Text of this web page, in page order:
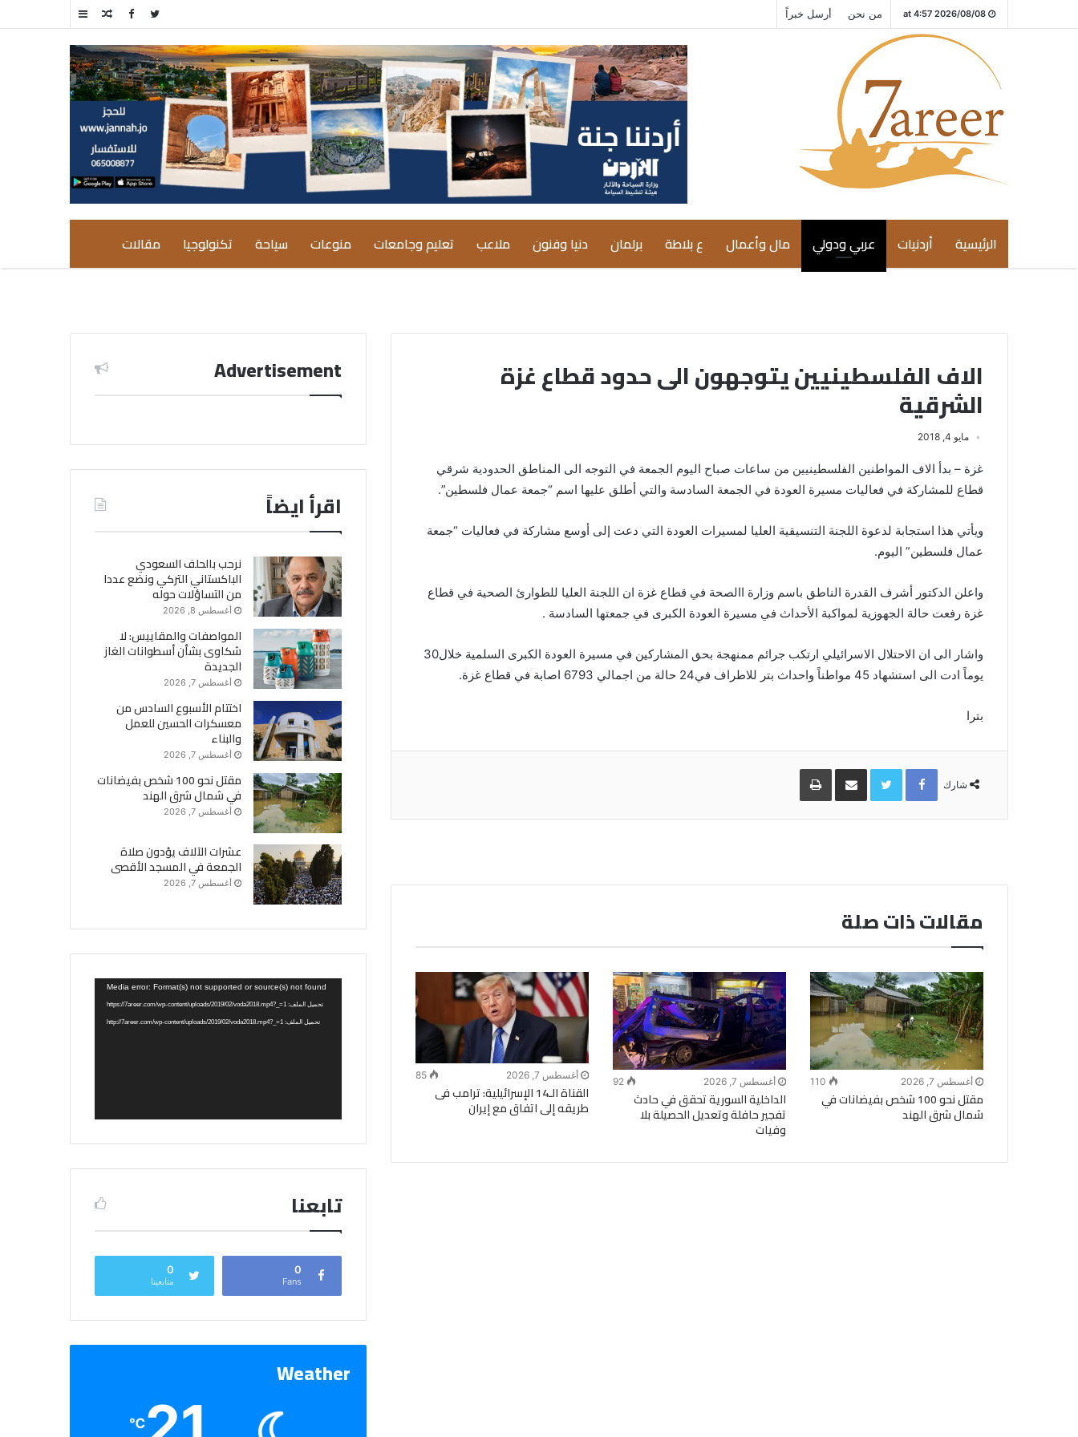
2026/08/08 at 4:57 من نحن أرسل خبراً إضافة
جانبي
مقال
الرئيسية أردنيات عربي ودولي مال وأعمال ع بلاطة برلمان دنيا وفنون ملاعب تعليم وجامعات منوعات سياحة تكنولوجيا مقالات
الاف الفلسطينيين يتوجهون الى حدود قطاع غزة
الشرقية
مايو 4, 2018
غزة – بدأ الاف المواطنين الفلسطينيين من ساعات صباح اليوم الجمعة في التوجه الى المناطق الحدودية شرقي
قطاع للمشاركة في فعاليات مسيرة العودة في الجمعة السادسة والتي أطلق عليها اسم “جمعة عمال فلسطين”.
ويأتي هذا استجابة لدعوة اللجنة التنسيقية العليا لمسيرات العودة التي دعت إلى أوسع مشاركة في فعاليات “جمعة
عمال فلسطين” اليوم.
واعلن الدكتور أشرف القدرة الناطق باسم وزارة االصحة في قطاع غزة ان اللجنة العليا للطوارئ الصحية في قطاع
غزة رفعت حالة الجهوزية لمواكبة الأحداث في مسيرة العودة الكبرى في جمعتها السادسة .
واشار الى ان الاحتلال الاسرائيلي ارتكب جرائم ممنهجة بحق المشاركين في مسيرة العودة الكبرى السلمية خلال30
يوماً ادت الى استشهاد 45 مواطناً واحداث بتر للاطراف في24 حالة من اجمالي 6793 اصابة في قطاع غزة.
بترا
شارك
Facebook
Twitterمشاركة
البريد
طباعة
مقالات ذات صلة
أغسطس 7, 2026 110
مقتل نحو 100 شخص بفيضانات في
شمال شرق الهند
أغسطس 7, 2026 92
الداخلية السورية تحقق في حادث
تفجير حافلة وتعديل الحصيلة بلا
وفيات
أغسطس 7, 2026 85
القناة الـ14 الإسرائيلية: ترامب فى
طريقه إلى اتفاق مع إيران
Advertisement
اقرأ ايضاً
نرحب بالحلف السعودي
الباكستاني التركي ونضع عددا
من التساؤلات حوله
أغسطس 8, 2026
المواصفات والمقاييس: لا
شكاوى بشأن أسطوانات الغاز
الجديدة
أغسطس 7, 2026
اختتام الأسبوع السادس من
معسكرات الحسين للعمل
والبناء
أغسطس 7, 2026
مقتل نحو 100 شخص بفيضانات
في شمال شرق الهند
أغسطس 7, 2026
عشرات الآلاف يؤدون صلاة
الجمعة في المسجد الأقصى
أغسطس 7, 2026
مشغل
الفيديو
Media error: Format(s) not supported or source(s) not found
تحميل الملف: https://7areer.com/wp-content/uploads/2019/02/voda2018.mp4?_=1
تحميل الملف: http://7areer.com/wp-content/uploads/2019/02/voda2018.mp4?_=1
تابعنا
0
Fans
0
متابعينا
Weather
℃